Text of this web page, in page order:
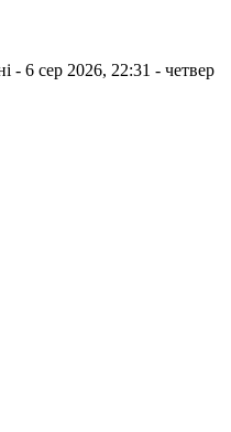
- 6 сер 2026, 22:31 - четвер